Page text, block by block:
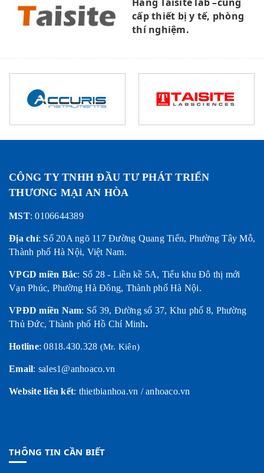
cấp thiết bị y tế, phòng
thí nghiệm.
CÔNG TY TNHH ĐẦU TƯ PHÁT TRIỂN
THƯƠNG MẠI AN HÒA
MST: 0106644389
Địa chỉ: Số 20A ngõ 117 Đường Quang Tiến, Phường Tây Mỗ,
Thành phố Hà Nội, Việt Nam.
VPGD miền Bắc: Số 28 - Liền kề 5A, Tiểu khu Đô thị mới
Vạn Phúc, Phường Hà Đông, Thành phố Hà Nội.
VPĐD miền Nam: Số 39, Đường số 37, Khu phố 8, Phường
Thủ Đức, Thành phố Hồ Chí Minh.
Hotline:0818.430.328 (Mr. Kiên)
Email: sales1@anhoaco.vn
Website liên kết: thietbianhoa.vn /anhoaco.vn
THÔNG TIN CẦN BIẾT